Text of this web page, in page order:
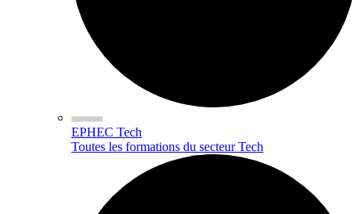
EPHEC Tech
Toutes les formations du secteur Tech